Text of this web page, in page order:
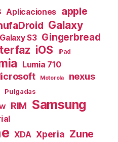
Aplicaciones apple
Galaxy
Galaxy S3 Gingerbread
iOS iPad
Lumia 710
Motorola nexus
Pulgadas
RIM Samsung
XDA Xperia Zune